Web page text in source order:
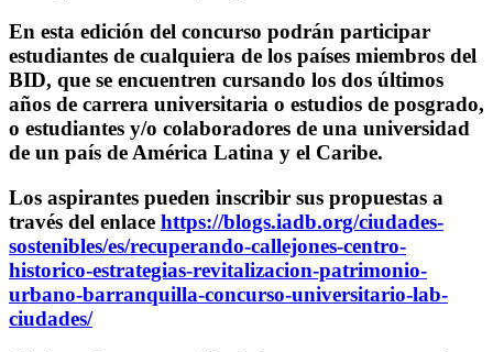
En esta edición del concurso podrán participar
estudiantes de cualquiera de los países miembros del
BID, que se encuentren cursando los dos últimos
años de carrera universitaria o estudios de posgrado,
o estudiantes y/o colaboradores de una universidad
de un país de América Latina y el Caribe.
Los aspirantes pueden inscribir sus propuestas a
través del enlace https://blogs.iadb.org/ciudades-
sostenibles/es/recuperando-callejones-centro-
historico-estrategias-revitalizacion-patrimonio-
urbano-barranquilla-concurso-universitario-lab-
ciudades/